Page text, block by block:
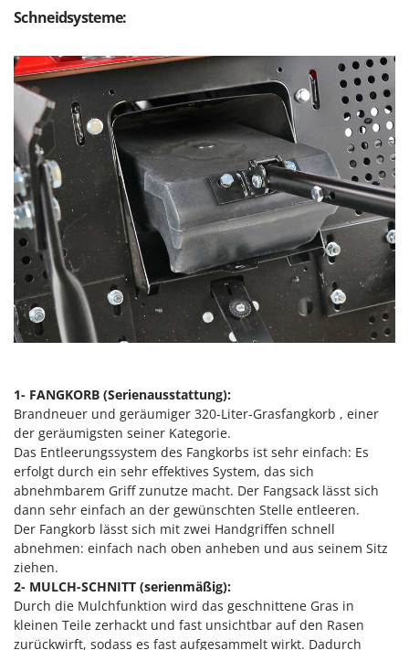
Michelin
Minox
Mockmill
More than chef
MOSA
MOVA
Mowox
MTD
N
New O.M.R.A.
Nilfisk
Ninja
Novital
NuAir
NuovaFac
O
Officine Savioli
Oliviero
Olix
OMA
Omas
Ompagrill
Schneidsysteme:
1- FANGKORB (Serienausstattung):
Brandneuer und geräumiger 320-Liter-Grasfangkorb , einer
der geräumigsten seiner Kategorie.
Das Entleerungssystem des Fangkorbs ist sehr einfach: Es
erfolgt durch ein sehr effektives System, das sich
abnehmbarem Griff zunutze macht. Der Fangsack lässt sich
dann sehr einfach an der gewünschten Stelle entleeren.
Der Fangkorb lässt sich mit zwei Handgriffen schnell
abnehmen: einfach nach oben anheben und aus seinem Sitz
ziehen.
2- MULCH-SCHNITT (serienmäßig):
Durch die Mulchfunktion wird das geschnittene Gras in
kleinen Teile zerhackt und fast unsichtbar auf den Rasen
zurückwirft, sodass es fast aufgesammelt wirkt. Dadurch